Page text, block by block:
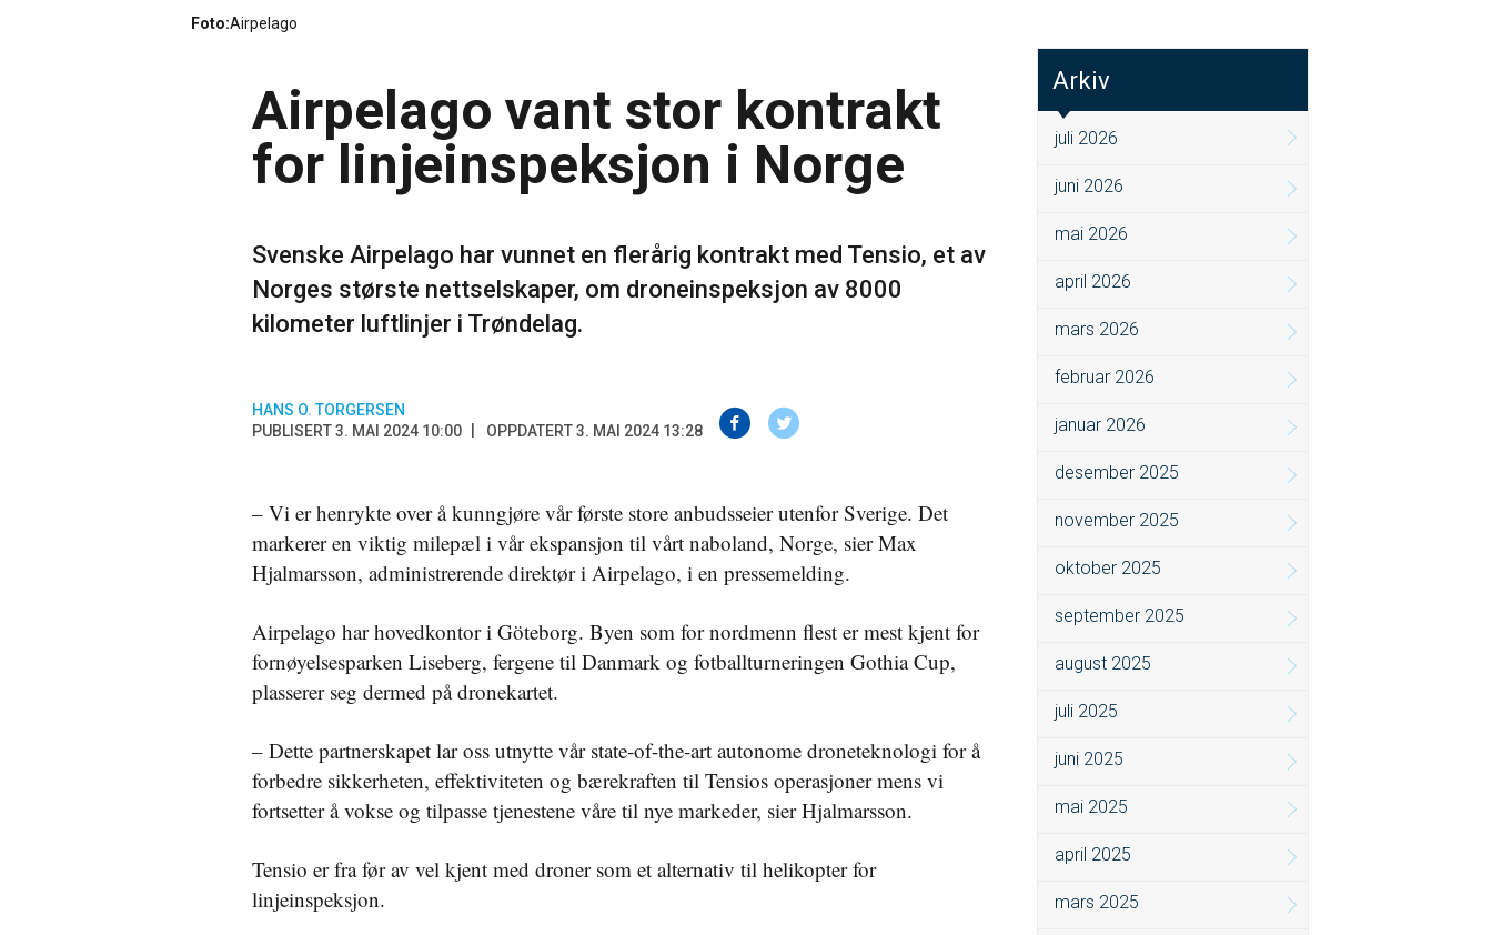
Foto:Airpelago
Airpelago vant stor kontrakt
for linjeinspeksjon i Norge
Svenske Airpelago har vunnet en flerårig kontrakt med Tensio, et av
Norges største nettselskaper, om droneinspeksjon av 8000
kilometer luftlinjer i Trøndelag.
HANS O. TORGERSEN
PUBLISERT 3. MAI 2024 10:00
OPPDATERT 3. MAI 2024 13:28
– Vi er henrykte over å kunngjøre vår første store anbudsseier utenfor Sverige. Det
markerer en viktig milepæl i vår ekspansjon til vårt naboland, Norge, sier Max
Hjalmarsson, administrerende direktør i Airpelago, i en pressemelding.
Airpelago har hovedkontor i Göteborg. Byen som for nordmenn flest er mest kjent for
fornøyelsesparken Liseberg, fergene til Danmark og fotballturneringen Gothia Cup,
plasserer seg dermed på dronekartet.
– Dette partnerskapet lar oss utnytte vår state-of-the-art autonome droneteknologi for å
forbedre sikkerheten, effektiviteten og bærekraften til Tensios operasjoner mens vi
fortsetter å vokse og tilpasse tjenestene våre til nye markeder, sier Hjalmarsson.
Tensio er fra før av vel kjent med droner som et alternativ til helikopter for
linjeinspeksjon.
Arkiv
juli 2026
juni 2026
mai 2026
april 2026
mars 2026
februar 2026
januar 2026
desember 2025
november 2025
oktober 2025
september 2025
august 2025
juli 2025
juni 2025
mai 2025
april 2025
mars 2025